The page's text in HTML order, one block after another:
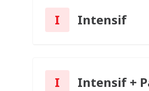
I Intensif
I Intensif +